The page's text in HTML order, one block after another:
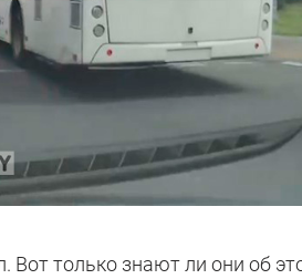
Вот только знают ли они об